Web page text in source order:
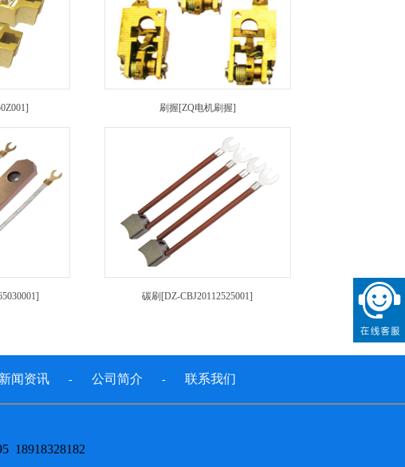
刷握[ZQ电机刷握]
碳刷[DZ-CBJ20112525001]
新闻资讯 - 公司简介 - 联系我们
18918328182